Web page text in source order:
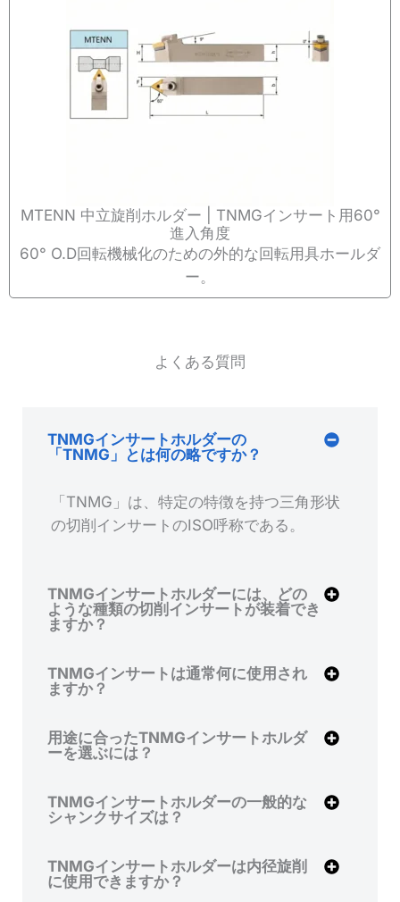
MTENN 中立旋削ホルダー | TNMGインサート用60°
進入角度
60° O.D回転機械化のための外的な回転用具ホールダ
ー。
よくある質問
TNMGインサートホルダーの
「TNMG」とは何の略ですか？
「TNMG」は、特定の特徴を持つ三角形状
の切削インサートのISO呼称である。
TNMGインサートホルダーには、どの
ような種類の切削インサートが装着でき
ますか？
TNMGインサートは通常何に使用され
ますか？
用途に合ったTNMGインサートホルダ
ーを選ぶには？
TNMGインサートホルダーの一般的な
シャンクサイズは？
TNMGインサートホルダーは内径旋削
に使用できますか？